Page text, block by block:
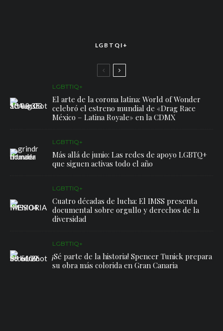
LGBTQI+
LGBTTIQ+
El arte de la corona latina: World of Wonder
celebró el estreno mundial de «Drag Race
México – Latina Royale» en la CDMX
LGBTTIQ+
Más allá de junio: Las redes de apoyo LGBTQ+
que siguen activas todo el año
LGBTTIQ+
Cuatro décadas de lucha: El IMSS presenta
documental sobre orgullo y derechos de la
diversidad
LGBTTIQ+
¡Sé parte de la historia! Spencer Tunick prepara
su obra más colorida en Gran Canaria